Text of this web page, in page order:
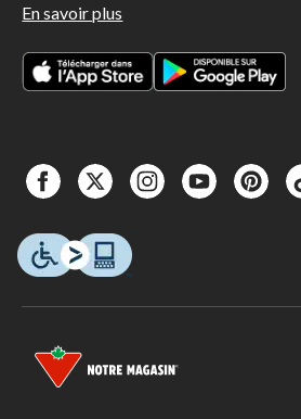
En savoir plus